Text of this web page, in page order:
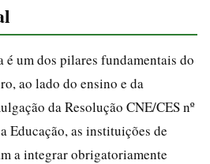
é um dos pilares fundamentais do
ao lado do ensino e da
da Resolução CNE/CES nº
Educação, as instituições de
a integrar obrigatoriamente